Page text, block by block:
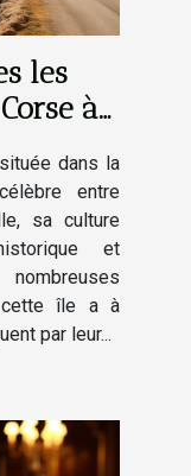
les
à
dans la
entre
sa culture
et
cette île a à
par leur...